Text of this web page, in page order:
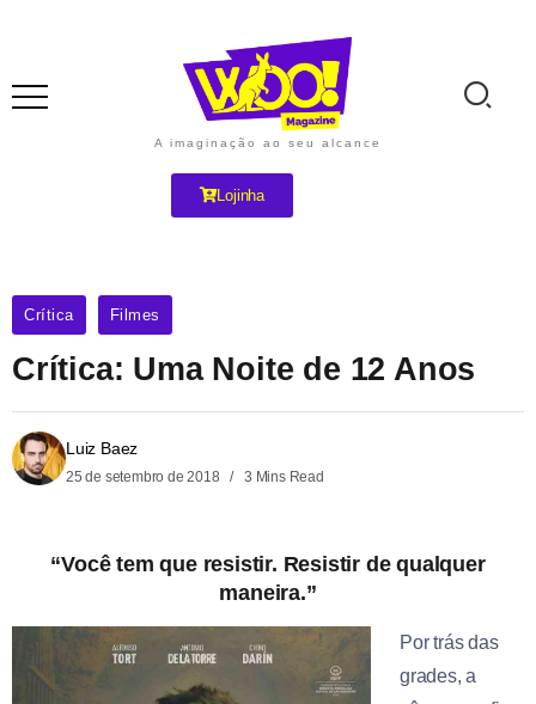
A imaginação ao seu alcance
Lojinha
Crítica Filmes
Crítica: Uma Noite de 12 Anos
Luiz Baez
25 de setembro de 2018 3 Mins Read
“Você tem que resistir. Resistir de qualquer
maneira.”
Por trás das
grades, a